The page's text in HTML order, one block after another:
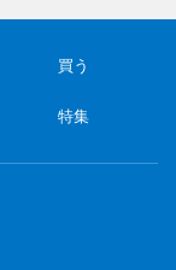
買う
特集